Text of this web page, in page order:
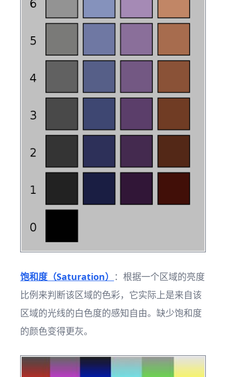
饱和度（Saturation） ：根据一个区域的亮度
比例来判断该区域的色彩，它实际上是来自该
区域的光线的白色度的感知自由。缺少饱和度
的颜色变得更灰。